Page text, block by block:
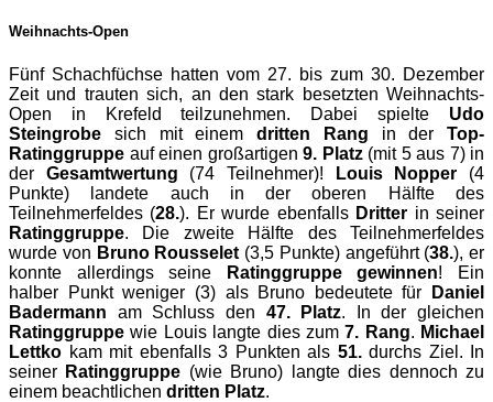
Weihnachts-Open
Fünf Schachfüchse hatten vom 27. bis zum 30. Dezember
Zeit und trauten sich, an den stark besetzten Weihnachts-
Open in Krefeld teilzunehmen. Dabei spielte Udo
Steingrobe sich mit einem dritten Rang in der Top-
Ratinggruppe auf einen großartigen 9. Platz(mit 5 aus 7) in
der Gesamtwertung (74 Teilnehmer)! Louis Nopper (4
Punkte) landete auch in der oberen Hälfte des
Teilnehmerfeldes (28.). Er wurde ebenfalls Dritter in seiner
Ratinggruppe. Die zweite Hälfte des Teilnehmerfeldes
wurde von Bruno Rousselet (3,5 Punkte) angeführt (38.), er
konnte allerdings seine
Ratinggruppe gewinnen! Ein
halber Punkt weniger (3) als Bruno bedeutete für
Daniel
Badermann am Schluss den 47. Platz. In der gleichen
Ratinggruppe wie Louis langte dies zum7. Rang. Michael
Lettko kam mit ebenfalls 3 Punkten als 51.durchs Ziel. In
seiner Ratinggruppe (wie Bruno) langte dies dennoch zu
einem beachtlichen dritten Platz.